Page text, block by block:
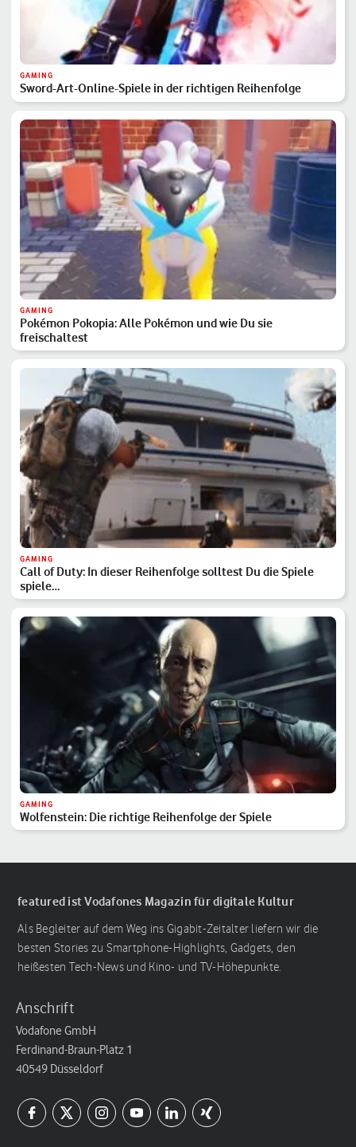
GAMING
Sword-Art-Online-Spiele in der richtigen Reihenfolge
GAMING
Pokémon Pokopia: Alle Pokémon und wie Du sie
freischaltest
GAMING
Call of Duty: In dieser Reihenfolge solltest Du die Spiele
spiele…
GAMING
Wolfenstein: Die richtige Reihenfolge der Spiele
featured ist Vodafones Magazin für digitale Kultur
Als Begleiter auf dem Weg ins Gigabit-Zeitalter liefern wir die
besten Stories zu Smartphone-Highlights, Gadgets, den
heißesten Tech-News und Kino- und TV-Höhepunkte.
Anschrift
Vodafone GmbH
Ferdinand-Braun-Platz 1
40549 Düsseldorf